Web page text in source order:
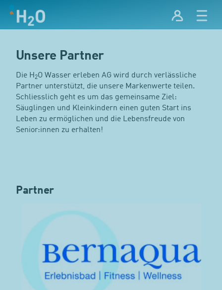
Unsere Partner
Die H2O Wasser erleben AG wird durch verlässliche
Partner unterstützt, die unsere Markenwerte teilen.
Schliesslich geht es um das gemeinsame Ziel:
Säuglingen und Kleinkindern einen guten Start ins
Leben zu ermöglichen und die Lebensfreude von
Senior:innen zu erhalten!
Partner